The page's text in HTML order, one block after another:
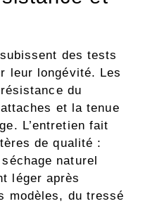
des tests
leur longévité. Les
du
et la tenue
L’entretien fait
de qualité :
naturel
léger après
modèles, du tressé